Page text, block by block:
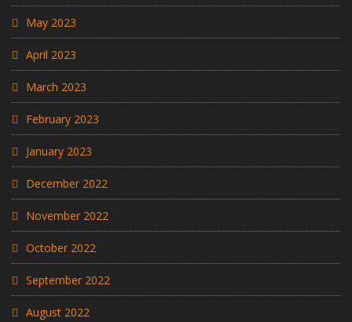
May 2023
April 2023
March 2023
February 2023
January 2023
December 2022
November 2022
October 2022
September 2022
August 2022